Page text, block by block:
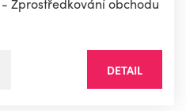
DETAIL